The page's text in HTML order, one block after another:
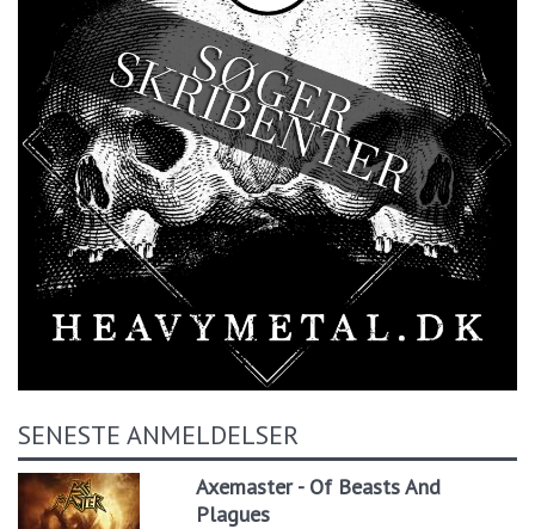
SENESTE ANMELDELSER
Axemaster - Of Beasts And
Plagues